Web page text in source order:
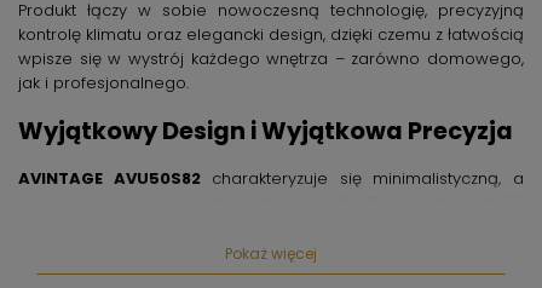
Produkt łączy w sobie nowoczesną technologię, precyzyjną
kontrolę klimatu oraz elegancki design, dzięki czemu z łatwością
wpisze się w wystrój każdego wnętrza – zarówno domowego,
jak i profesjonalnego.
Wyjątkowy Design i Wyjątkowa Precyzja
AVINTAGE AVU50S82charakteryzuje się minimalistyczną, a
szkodliwym działaniem światła, a solidna konstrukcja zapewnia
stabilność i trwałość. Zaawansowane komponenty umożliwiają
Pokaż więcej